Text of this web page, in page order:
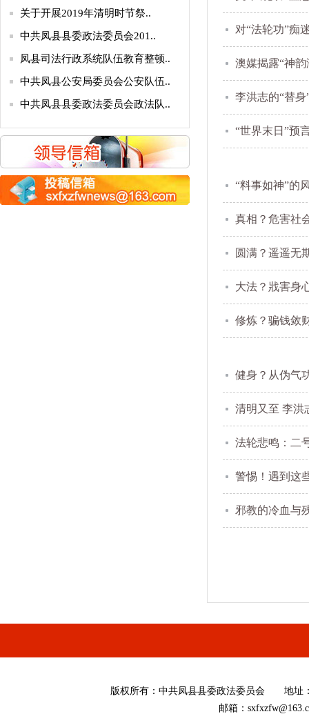
关于开展2019年清明时节祭..
中共凤县县委政法委员会201..
凤县司法行政系统队伍教育整顿..
中共凤县公安局委员会公安队伍..
中共凤县县委政法委员会政法队..
关于公开征集陕西省“平安鼎”..
公 示
关于向省法学会所属研究会推荐..
对“法轮功”痴
澳媒揭露“神
李洪志的“替
“世界末日”预
“料事如神”的
真相？危害社
圆满？遥遥无
大法？戕害身
修炼？骗钱敛
健身？从伪气
清明又至 李洪
法轮悲鸣：二
警惕！遇到这
邪教的冷血与
版权所有： 中共凤县县委政法委员会 地址
邮箱：